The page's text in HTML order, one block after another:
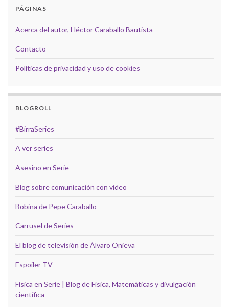
PÁGINAS
Acerca del autor, Héctor Caraballo Bautista
Contacto
Políticas de privacidad y uso de cookies
BLOGROLL
#BirraSeries
A ver series
Asesino en Serie
Blog sobre comunicación con video
Bobina de Pepe Caraballo
Carrusel de Series
El blog de televisión de Álvaro Onieva
Espoiler TV
Física en Serie | Blog de Física, Matemáticas y divulgación
científica